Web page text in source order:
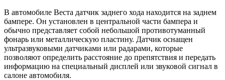
В автомобиле Веста датчик заднего хода находится на заднем
бампере. Он установлен в центральной части бампера и
обычно представляет собой небольшой противотуманный
фонарь или металлическую пластину. Датчик оснащен
ультразвуковыми датчиками или радарами, которые
позволяют определить расстояние до препятствия и передать
информацию на специальный дисплей или звуковой сигнал в
салоне автомобиля.